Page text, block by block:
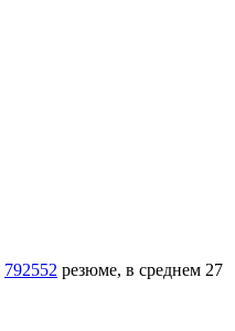
792552 резюме, в среднем 27